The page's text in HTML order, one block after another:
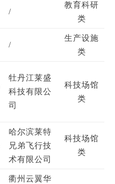
/
教育科研
类
/
生产设施
类
牡丹江莱盛
科技有限公
司
科技场馆
类
哈尔滨莱特
兄弟飞行技
术有限公司
科技场馆
类
衢州云翼华